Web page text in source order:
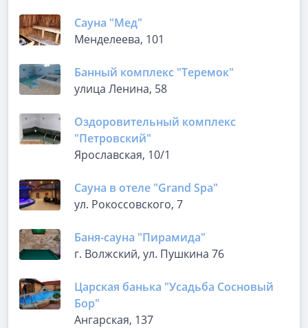
Сауна "Мед"
Менделеева, 101
Банный комплекс "Теремок"
улица Ленина, 58
Оздоровительный комплекс
"Петровский"
Ярославская, 10/1
Сауна в отеле "Grand Spa"
ул. Рокоссовского, 7
Баня-сауна "Пирамида"
г. Волжский, ул. Пушкина 76
Царская банька "Усадьба Сосновый
Бор"
Ангарская, 137